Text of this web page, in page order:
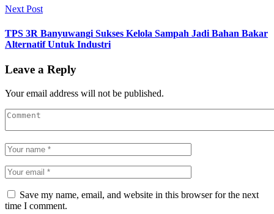
Next Post
TPS 3R Banyuwangi Sukses Kelola Sampah Jadi Bahan Bakar
Alternatif Untuk Industri
Leave a Reply
Your email address will not be published.
Save my name, email, and website in this browser for the next
time I comment.